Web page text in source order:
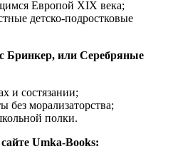
Европой XIX века;
детско-подростковые
Бринкер, или Серебряные
и состязании;
без морализаторства;
полки.
Umka-Books: